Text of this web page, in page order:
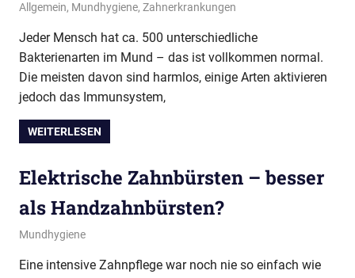
27. November 2012
conamed
Allgemein, Mundhygiene, Zahnerkrankungen
Jeder Mensch hat ca. 500 unterschiedliche
Bakterienarten im Mund – das ist vollkommen normal.
Die meisten davon sind harmlos, einige Arten aktivieren
jedoch das Immunsystem,
WEITERLESEN
Elektrische Zahnbürsten – besser
als Handzahnbürsten?
19. November 2012
conamed
Mundhygiene
Eine intensive Zahnpflege war noch nie so einfach wie